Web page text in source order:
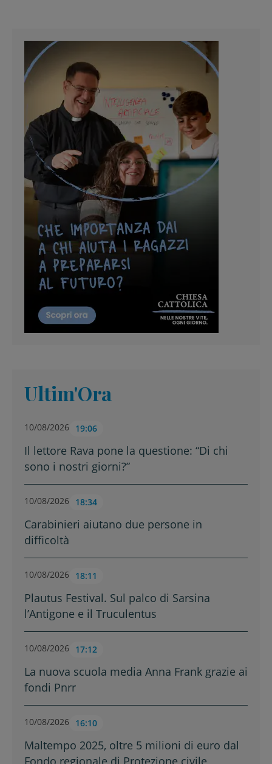
Ultim'Ora
10/08/2026 19:06
Il lettore Rava pone la questione: “Di chi
sono i nostri giorni?”
10/08/2026 18:34
Carabinieri aiutano due persone in
difficoltà
10/08/2026 18:11
Plautus Festival. Sul palco di Sarsina
l’Antigone e il Truculentus
10/08/2026 17:12
La nuova scuola media Anna Frank grazie ai
fondi Pnrr
10/08/2026 16:10
Maltempo 2025, oltre 5 milioni di euro dal
Fondo regionale di Protezione civile